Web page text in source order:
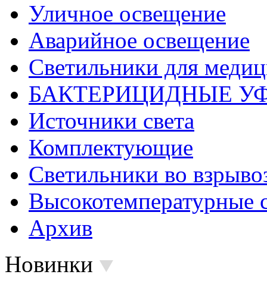
Уличное освещение
Аварийное освещение
Светильники для
БАКТЕРИЦИДНЫЕ
Источники света
Комплектующие
Светильники во
Высокотемпературные
Архив
Новинки